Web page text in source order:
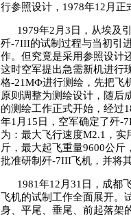
行参照设计，1978年12月
1979年2月3日，从埃及
歼-7III的试制过程与当初引
作。但究竟是采用参照设计
这时空军提出急需新机进行
格-21МФ进行测绘，先把飞
原则调整为测绘设计，随后
的测绘工作正式开始，经过
年1月15日，空军确定了歼-
为：最大飞行速度M2.1，实
斤，最大起飞重量9600公
批准研制歼-7III飞机，并将
1981年12月31日，成都
飞机的试制工作全面展开。
身、平尾、垂尾、前起落架